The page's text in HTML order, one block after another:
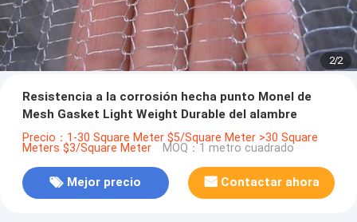
2/2
Resistencia a la corrosión hecha punto Monel de
Mesh Gasket Light Weight Durable del alambre
Precio：1-30 Square Meter $5/Square Meter >30 Square
Meters $3/Square Meter MOQ：1 metro cuadrado
Mejor precio Contactar ahora